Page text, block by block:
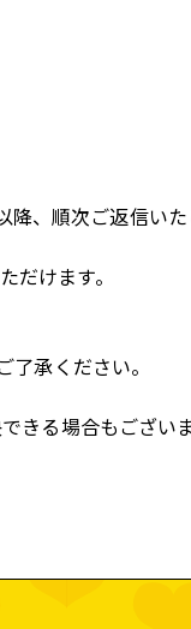
、順次ご返信いた
だけます。
了承ください。
きる場合もござい